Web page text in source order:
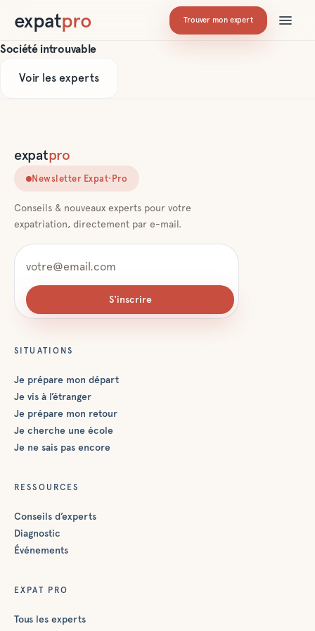
expatpro Trouver mon expert
Société introuvable
Voir les experts
expatpro
Newsletter Expat·Pro
Conseils & nouveaux experts pour votre
expatriation, directement par e-mail.
S'inscrire
SITUATIONS
Je prépare mon départ
Je vis à l’étranger
Je prépare mon retour
Je cherche une école
Je ne sais pas encore
RESSOURCES
Conseils d’experts
Diagnostic
Événements
EXPAT PRO
Tous les experts